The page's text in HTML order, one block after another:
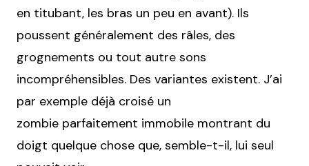
en titubant, les bras un peu en avant). Ils
poussent généralement des râles, des
grognements ou tout autre sons
incompréhensibles. Des variantes existent. J’ai
par exemple déjà croisé un
zombie parfaitement immobile montrant du
doigt quelque chose que, semble-t-il, lui seul